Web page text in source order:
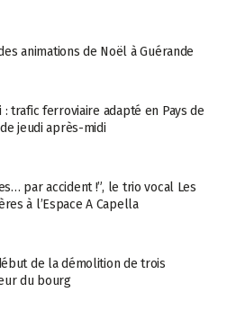
animations de Noël à Guérande
: trafic ferroviaire adapté en Pays de
jeudi après-midi
par accident !”, le trio vocal Les
à l’Espace A Capella
de la démolition de trois
du bourg